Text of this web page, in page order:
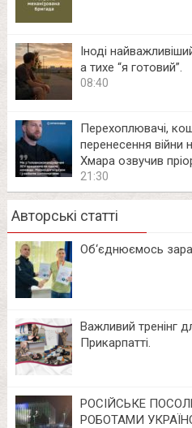
Іноді
а тихе “я готовий”.
08:40
Перехоплювачі,
перенесення війни
Хмара озвучив
21:30
Авторські статті
Об‘єднюємось
Важливий тренінг
Прикарпатті.
РОСІЙСЬКЕ
РОБОТАМИ